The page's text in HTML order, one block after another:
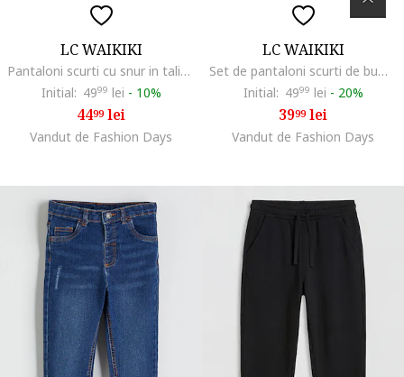
LC WAIKIKI
Pantaloni scurti cu snur in talie, Negru/Gri deschis
Initial: 4999 lei - 10%
4499lei
Vandut de Fashion Days
LC WAIKIKI
Set de pantaloni scurti de bumbac - 2 piese
Initial: 4999 lei - 20%
3999lei
Vandut de Fashion Days